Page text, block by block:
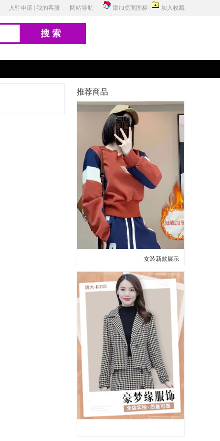
入驻申请 我的客服 网站导航 添加桌面图标 加入收藏
搜索
推荐商品
女装新款展示